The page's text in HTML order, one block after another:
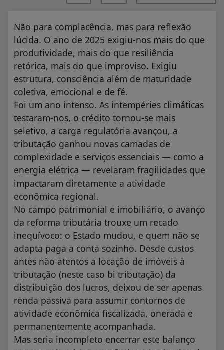
Não para complacência, mas para reflexão
lúcida. O ano de 2025 exigiu-nos mais do que
produtividade, mais do que resiliência
retórica, mais do que improviso. Exigiu
estrutura, consciência além de maturidade
coletiva, emocional e de fé.
Foi um ano intenso. As intempéries climáticas
testaram-nos, o crédito tornou-se mais
seletivo, a carga regulatória avançou, a
tributação ganhou novas camadas de
complexidade e serviços essenciais — como a
energia elétrica — revelaram fragilidades que
impactaram diretamente a atividade
econômica regional.
No campo patrimonial e imobiliário, o avanço
da reforma tributária trouxe um recado
inequívoco: o Estado mudou, e quem não se
adapta paga a conta sozinho. Desde custos
antes não atentos a locação de imóveis à
tributação (neste caso bi tributação) da
distribuição dos lucros, deixou de ser apenas
renda passiva para assumir contornos de
atividade econômica fiscalizada, onerada e
permanentemente acompanhada.
Mas seria incompleto encerrar este balanço